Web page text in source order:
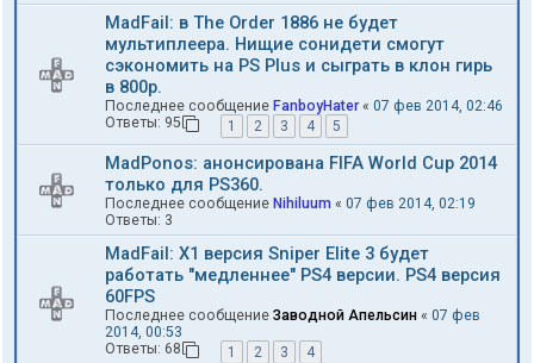
MadFail: в The Order 1886 не будет
мультиплеера. Нищие сонидети смогут
сэкономить на PS Plus и сыграть в клон гирь
в 800р.
Последнее сообщение FanboyHater« 07 фев 2014, 02:46
Ответы: 95 1 2 3 4 5
MadPonos: анонсирована FIFA World Cup 2014
только для PS360.
Последнее сообщение Nihiluum « 07 фев 2014, 02:19
Ответы: 3
MadFail: X1 версия Sniper Elite 3 будет
работать "медленнее" PS4 версии. PS4 версия
60FPS
Последнее сообщение Заводной Апельсин « 07 фев
2014, 00:53
Ответы: 68 1 2 3 4